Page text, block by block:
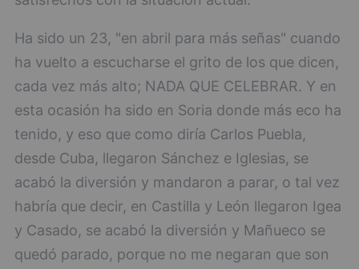
Ha sido un 23, "en abril para más señas" cuando
ha vuelto a escucharse el grito de los que dicen,
cada vez más alto; NADA QUE CELEBRAR. Y en
esta ocasión ha sido en Soria donde más eco ha
tenido, y eso que como diría Carlos Puebla,
desde Cuba, llegaron Sánchez e Iglesias, se
acabó la diversión y mandaron a parar, o tal vez
habría que decir, en Castilla y León llegaron Igea
y Casado, se acabó la diversión y Mañueco se
quedó parado, porque no me negaran que son